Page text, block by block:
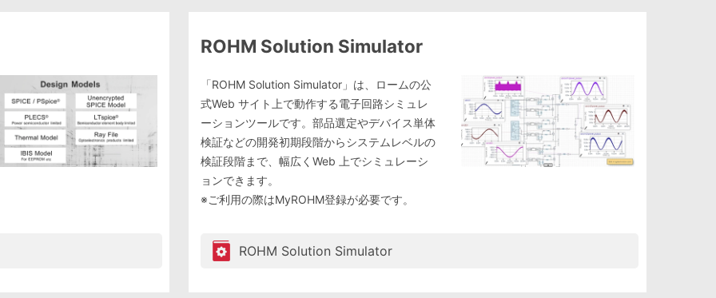
ROHM Solution Simulator
「ROHM Solution Simulator」は、ロームの公
式Web サイト上で動作する電子回路シミュレ
ーションツールです。部品選定やデバイス単体
検証などの開発初期段階からシステムレベルの
検証段階まで、幅広くWeb 上でシミュレーシ
ョンできます。
※ご利用の際はMyROHM登録が必要です。
ROHM Solution Simulator